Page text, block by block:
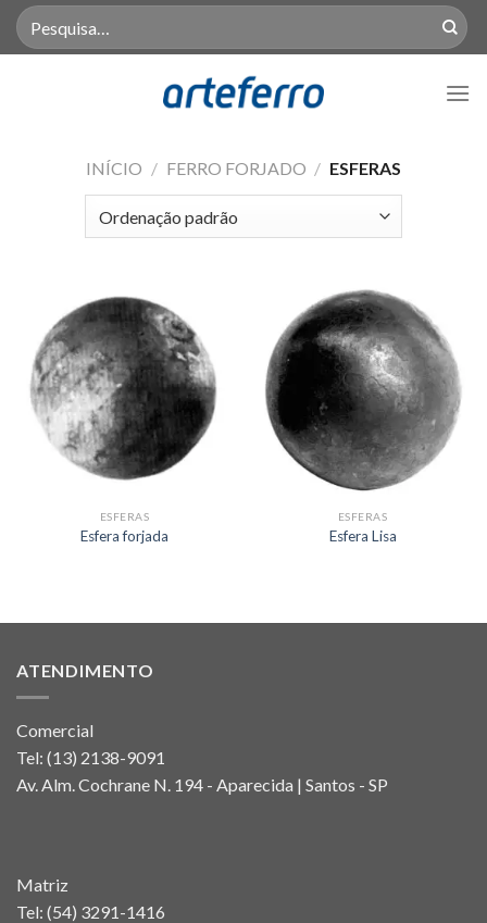
SkipPesquisar
por:
INÍCIO / FERRO FORJADO / ESFERAS
ESFERAS
Esfera forjada
ESFERAS
Esfera Lisa
ATENDIMENTO
Comercial
Tel: (13) 2138-9091
Av. Alm. Cochrane N. 194 - Aparecida | Santos - SP
Matriz
Tel: (54) 3291-1416